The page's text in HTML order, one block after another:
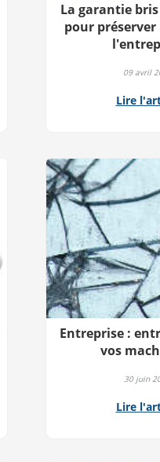
La garantie
pour
09 avril
Lire
Entreprise :
vos
30 juin
Lire